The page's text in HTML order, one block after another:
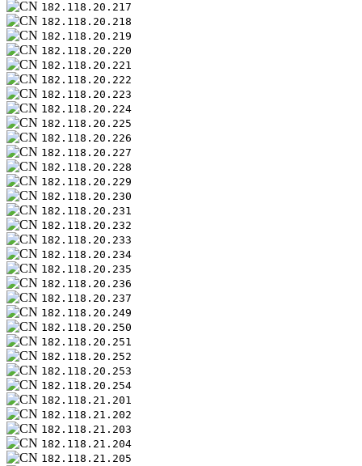
182.118.20.217
182.118.20.218
182.118.20.219
182.118.20.220
182.118.20.221
182.118.20.222
182.118.20.223
182.118.20.224
182.118.20.225
182.118.20.226
182.118.20.227
182.118.20.228
182.118.20.229
182.118.20.230
182.118.20.231
182.118.20.232
182.118.20.233
182.118.20.234
182.118.20.235
182.118.20.236
182.118.20.237
182.118.20.249
182.118.20.250
182.118.20.251
182.118.20.252
182.118.20.253
182.118.20.254
182.118.21.201
182.118.21.202
182.118.21.203
182.118.21.204
182.118.21.205